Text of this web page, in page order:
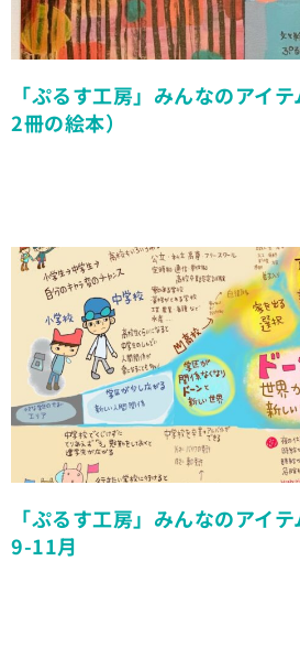
「ぷるす工房」みんなのアイ
2冊の絵本）
「ぷるす工房」みんなのアイ
9-11月